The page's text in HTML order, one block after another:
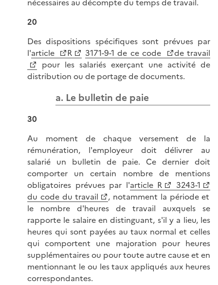
nécessaires au décompte du temps de travail.
20
Des dispositions spécifiques sont prévues par
l'article R 3171-9-1 de ce code
de travail
pour les salariés exerçant une activité de
distribution ou de portage de documents.
a. Le bulletin de paie
30
Au moment de chaque versement de la
rémunération, l'employeur doit délivrer au
salarié un bulletin de paie. Ce dernier doit
comporter un certain nombre de mentions
obligatoires prévues par l'article R
3243-1
du code du travail
, notamment la période et
le nombre d'heures de travail auxquels se
rapporte le salaire en distinguant, s'il y a lieu, les
heures qui sont payées au taux normal et celles
qui comportent une majoration pour heures
supplémentaires ou pour toute autre cause et en
mentionnant le ou les taux appliqués aux heures
correspondantes.